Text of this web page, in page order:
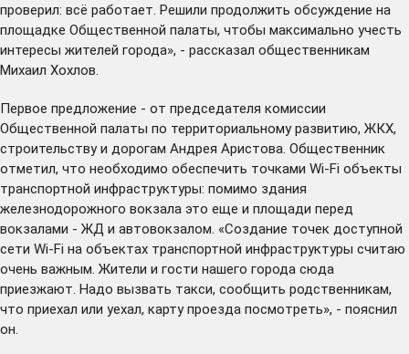
проверил: всё работает. Решили продолжить обсуждение на
площадке Общественной палаты, чтобы максимально учесть
интересы жителей города», - рассказал общественникам
Михаил Хохлов.
Первое предложение - от председателя комиссии
Общественной палаты по территориальному развитию, ЖКХ,
строительству и дорогам Андрея Аристова. Общественник
отметил, что необходимо обеспечить точками Wi-Fi объекты
транспортной инфраструктуры: помимо здания
железнодорожного вокзала это еще и площади перед
вокзалами - ЖД и автовокзалом. «Создание точек доступной
сети Wi-Fi на объектах транспортной инфраструктуры считаю
очень важным. Жители и гости нашего города сюда
приезжают. Надо вызвать такси, сообщить родственникам,
что приехал или уехал, карту проезда посмотреть», - пояснил
он.